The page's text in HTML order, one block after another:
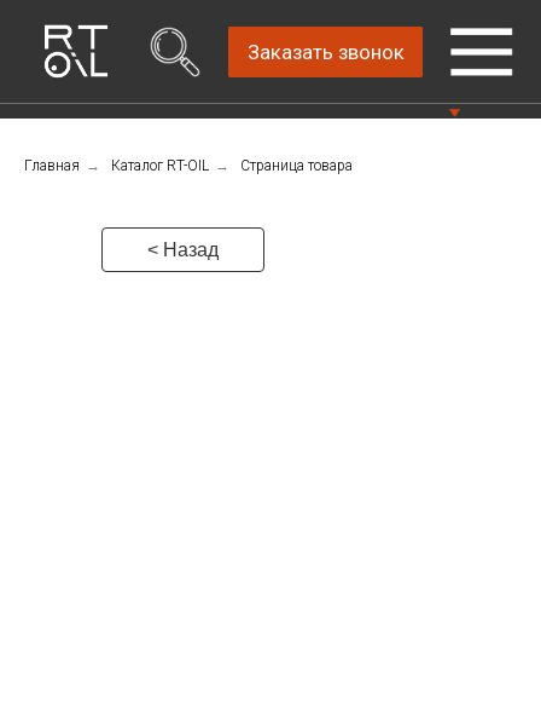
Прямой дистрибьютор
Консультации Пн-Пт: 9.00-18.00
Заказать звонок
4.8
Главная → Каталог RT-OIL → Страница товара
< Назад